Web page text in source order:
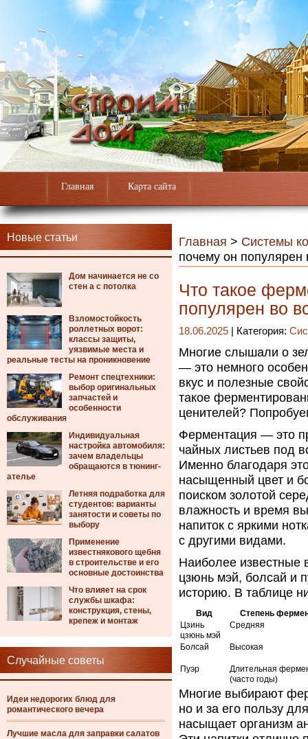
Главная Карта сайта
Новые статьи
Дом начинается не со
стен а с потолка
Взломостойкость
роллетных ворот:
классы защиты,
уязвимые места и
реальные тесты на проникновение
Ремонт спецтехники:
выбор оригинальных
запчастей и
особенности
обслуживания
Индивидуальная
настройка автомобиля:
зачем владельцы
обращаются в тюнинг-
ателье
Летняя подработка для
студентов: варианты
занятости и советы по
выбору
Применение
известнякового щебня
в строительстве и его
основные достоинства
Что влияет на срок
службы шкафа:
конструкция, стены,
крепеж и монтаж
Случайные советы
Идеи недорогих блюд для
романтического вечера
Лучшие масла для заправки салатов
Главная > Системы
почему он
Что такое
популярен во
18.06.2025 | Категория:
Многие слышали о
— это немного
вкус и полезные
такое
ценителей?
Ферментация — это
чайных листьев под
Именно благодаря
насыщенный цвет и
поиском золотой
влажность и время
напиток с яркими
с другими видами.
Наиболее известные
цзюнь мэй, болсай и
историю. В таблице
Вид
Степень
Цзинь
цзюнь мэй
Средняя
Болсай Высокая
Пуэр
Длительная
(часто годы)
Многие выбирают
но и за его пользу
насыщает организм